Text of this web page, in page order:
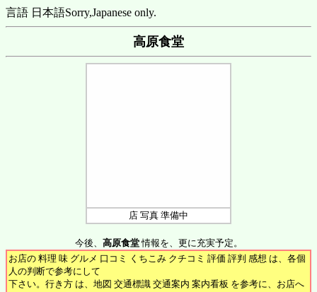
言語 日本語Sorry,Japanese only.
高原食堂
店 写真 準備中
今後、 高原食堂情報を、更に充実予定。
お店の 料理 味 グルメ 口コミ くちこみ クチコミ 評価 評判 感想 は、各個
人の判断で参考にして
下さい。行き方 は、地図 交通標識 交通案内 案内看板 を参考に、お店へ